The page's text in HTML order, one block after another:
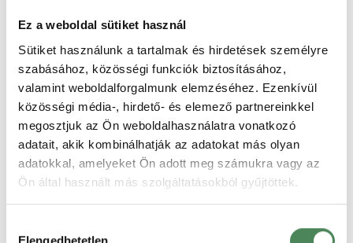
Ez a weboldal sütiket használ
Sütiket használunk a tartalmak és hirdetések személyre
szabásához, közösségi funkciók biztosításához,
valamint weboldalforgalmunk elemzéséhez. Ezenkívül
közösségi média-, hirdető- és elemező partnereinkkel
megosztjuk az Ön weboldalhasználatra vonatkozó
adatait, akik kombinálhatják az adatokat más olyan
adatokkal, amelyeket Ön adott meg számukra vagy az
Ön által használt más szolgáltatásokból gyűjtöttek.
webshopjában vásárlóknak még a
Webshopok fogyasztóvédelmi
auditja – 1. rész